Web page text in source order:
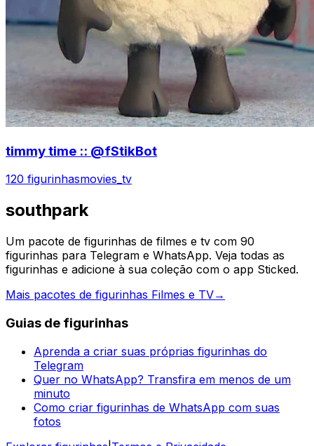
timmy time :: @fStikBot
120 figurinhasmovies_tv
southpark
Um pacote de figurinhas de filmes e tv com 90
figurinhas para Telegram e WhatsApp. Veja todas as
figurinhas e adicione à sua coleção com o app Sticked.
Mais pacotes de figurinhas Filmes e TV→
Guias de figurinhas
Aprenda a criar suas próprias figurinhas do
Telegram
Quer no WhatsApp? Transfira em menos de um
minuto
Como criar figurinhas de WhatsApp com suas
fotos